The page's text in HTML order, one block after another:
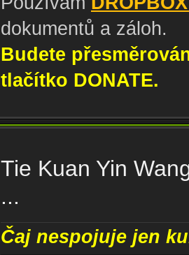
dokumentů a záloh.
Budete
tlačítko DONATE.
Tie Kuan Yin
...
Čaj nespojuje jen